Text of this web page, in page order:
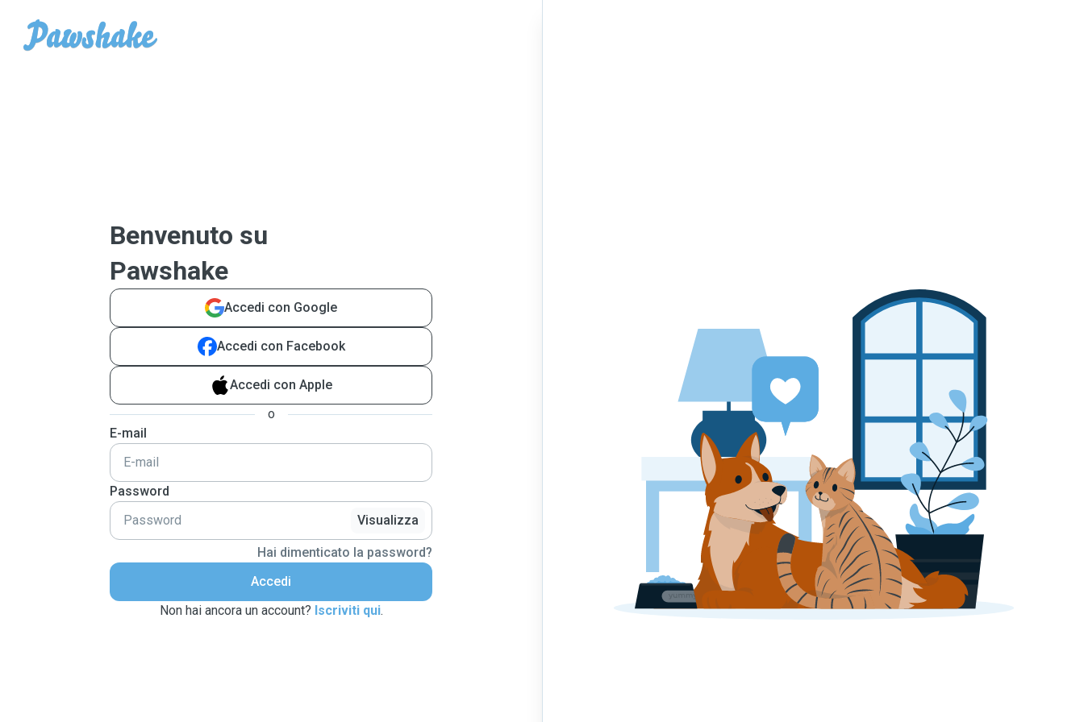
Benvenuto su
Pawshake
Accedi con Google
Accedi con Facebook
Accedi con Apple
o
E-mail
Password
Visualizza
Hai dimenticato la password?
Accedi
Non hai ancora un account? Iscriviti qui.